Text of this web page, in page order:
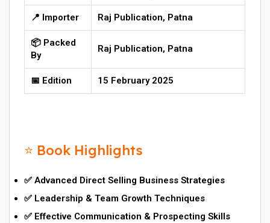
📍 Importer Raj Publication, Patna
📦 Packed
By
Raj Publication, Patna
📅 Edition 15 February 2025
⭐ Book Highlights
✅ Advanced Direct Selling Business Strategies
✅ Leadership & Team Growth Techniques
✅ Effective Communication & Prospecting Skills